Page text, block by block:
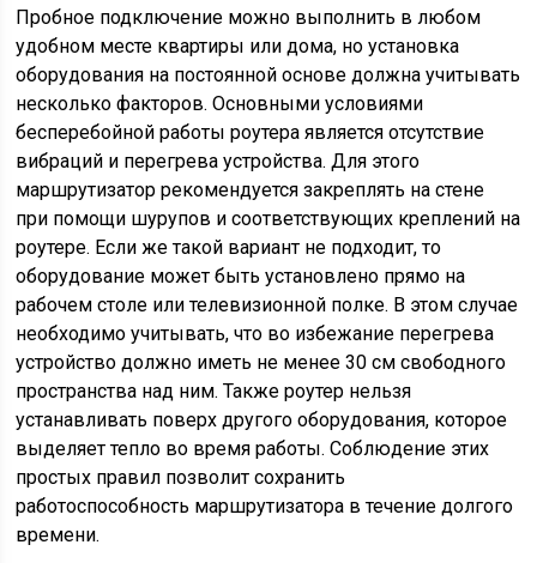
Пробное подключение можно выполнить в любом
удобном месте квартиры или дома, но установка
оборудования на постоянной основе должна учитывать
несколько факторов. Основными условиями
бесперебойной работы роутера является отсутствие
вибраций и перегрева устройства. Для этого
маршрутизатор рекомендуется закреплять на стене
при помощи шурупов и соответствующих креплений на
роутере. Если же такой вариант не подходит, то
оборудование может быть установлено прямо на
рабочем столе или телевизионной полке. В этом случае
необходимо учитывать, что во избежание перегрева
устройство должно иметь не менее 30 см свободного
пространства над ним. Также роутер нельзя
устанавливать поверх другого оборудования, которое
выделяет тепло во время работы. Соблюдение этих
простых правил позволит сохранить
работоспособность маршрутизатора в течение долгого
времени.